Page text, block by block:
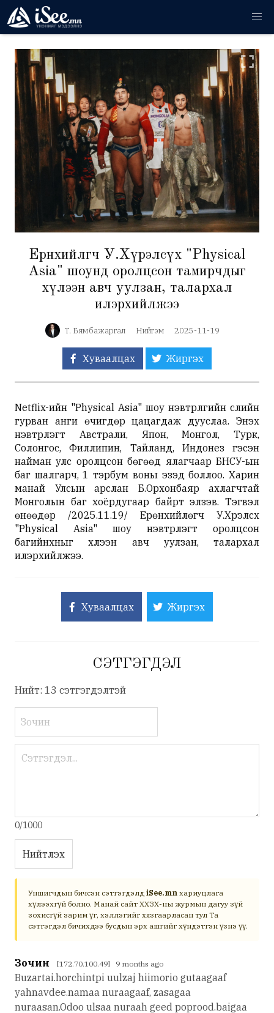
Ерөнхийлөгч У.Хүрэлсүх "Physical
Asia" шоунд оролцсон тамирчдыг
хүлээн авч уулзан, талархал
илэрхийлжээ
Т. Бямбажаргал Нийгэм 2025-11-19
Хуваалцах Жиргэх
Netflix-ийн "Physical Asia" шоу нэвтрүүлгийн сүүлийн
гурван анги өчигдөр цацагдаж дууслаа. Энэхүү
нэвтрүүлэгт Австрали, Япон, Монгол, Турк,
Солонгос, Филлипин, Тайланд, Индонез гэсэн
найман улс оролцсон бөгөөд ялагчаар БНСУ-ын
баг шалгарч, 1 тэрбум воны эзэд боллоо. Харин
манай Улсын арслан Б.Орхонбаяр ахлагчтай
Монголын баг хоёрдугаар байрт элзэв. Тэгвэл
өнөөдөр /2025.11.19/ Ерөнхийлөгч У.Хүрэлсүх
"Physical Asia" шоу нэвтрүүлэгт оролцсон
багийнхныг хүлээн авч уулзан, талархал
илэрхийлжээ.
Хуваалцах Жиргэх
СЭТГЭГДЭЛ
Нийт: 13 сэтгэгдэлтэй
0/1000
Нийтлэх
Уншигчдын бичсэн сэтгэгдэлд iSee.mn хариуцлага
хүлээхгүй болно. Манай сайт ХХЗХ-ны журмын дагуу зүй
зохисгүй зарим үг, хэллэгийг хязгаарласан тул Та
сэтгэгдэл бичихдээ бусдын эрх ашгийг хүндэтгэн үзнэ үү.
Зочин [172.70.100.49] 9 months ago
Buzartai.horchintpi uulzaj hiimorio gutaagaaf
yahnavdee.namaa nuraagaaf, zasagaa
nuraasan.Odoo ulsaa nuraah geed poprood.baigaa